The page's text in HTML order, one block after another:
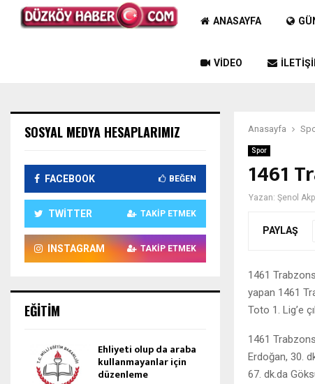
ANASAYFA
VIDEO
Anasayfa
Spor
1461
Yazan: Şenol
PAYLAŞ
1461
yapan 1461
Toto 1. Lig’e
1461
Erdoğan, 30.
67. dk.da
SOSYAL MEDYA HESAPLARIMIZ
FACEBOOK BEĞEN
TWITTER TAKIP ETMEK
INSTAGRAM TAKIP ETMEK
EĞITIM
Ehliyeti olup da araba
kullanmayanlar için
düzenleme